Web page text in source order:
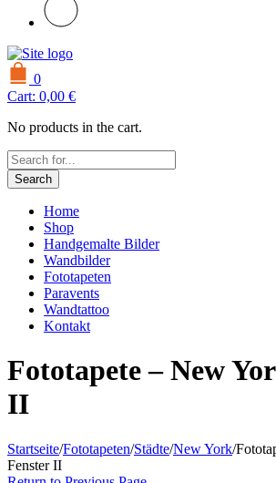
0
Cart: 0,00 €
No products in the cart.
Search
Home
Shop
Handgemalte Bilder
Wandbilder
Fototapeten
Paravents
Wandtattoo
Kontakt
Fototapete – New
II
Startseite/Fototapeten/Städte/New York/
Fenster II